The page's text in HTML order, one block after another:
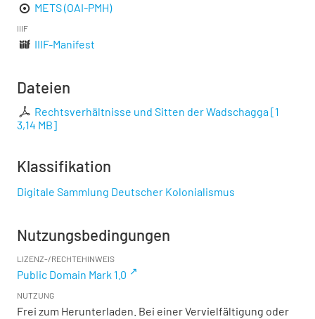
METS (OAI-PMH)
IIIF
IIIF-Manifest
Dateien
Rechtsverhältnisse und Sitten der Wadschagga[1
3,14 MB]
Klassifikation
Digitale Sammlung Deutscher Kolonialismus
Nutzungsbedingungen
LIZENZ-/RECHTEHINWEIS
Public Domain Mark 1.0
NUTZUNG
Frei zum Herunterladen. Bei einer Vervielfältigung oder